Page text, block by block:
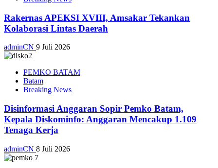
Rakernas APEKSI XVIII, Amsakar Tekankan
Kolaborasi Lintas Daerah
adminCN 9 Juli 2026
PEMKO BATAM
Batam
Breaking News
Disinformasi Anggaran Sopir Pemko Batam,
Kepala Diskominfo: Anggaran Mencakup 1.109
Tenaga Kerja
adminCN 8 Juli 2026